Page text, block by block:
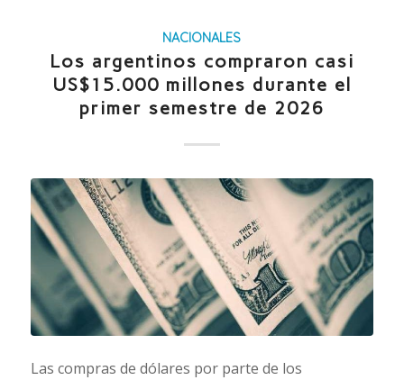
NACIONALES
Los argentinos compraron casi
US$15.000 millones durante el
primer semestre de 2026
Las compras de dólares por parte de los